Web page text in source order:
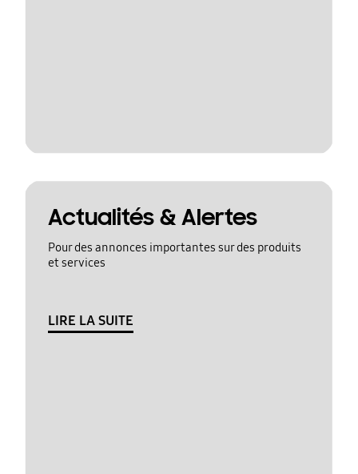
Actualités & Alertes
Pour des annonces importantes sur des produits
et services
LIRE LA SUITE